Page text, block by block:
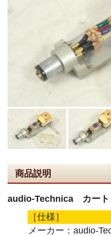
商品説明
audio-Technica カー
［仕様］
メーカー：audio-